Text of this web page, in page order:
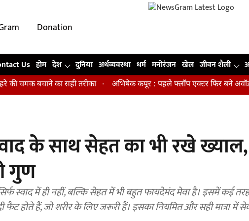
Donation
Us होम देश दुनिया अर्थव्यवस्था धर्म मनोरंजन खेल जीवन शैली
बचाने का सही तरीका अभिषेक कपूर : पहले फ्लॉप एक्टर फिर बने अवॉर्ड
के साथ सेहत का भी रखे
गुण
स्वाद में ही नहीं, बल्कि सेहत में भी बहुत फायदेमंद मेवा है। इसमें कई
फैट होते हैं, जो शरीर के लिए जरूरी हैं। इसका नियमित और सही मात्रा में